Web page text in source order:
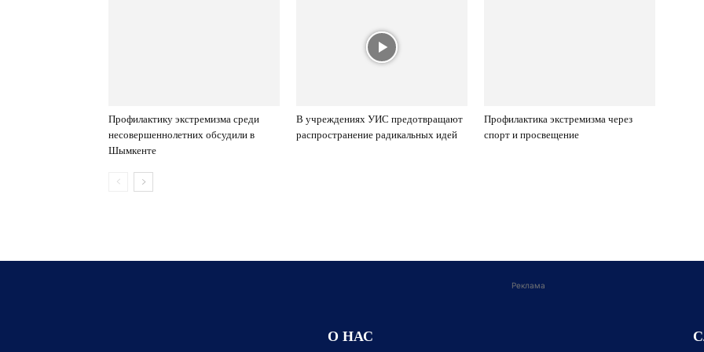
Профилактику экстремизма среди
несовершеннолетних обсудили в
Шымкенте
В учреждениях УИС предотвращают
распространение радикальных идей
Профилактика экстремизма через
спорт и просвещение
Реклама
О НАС